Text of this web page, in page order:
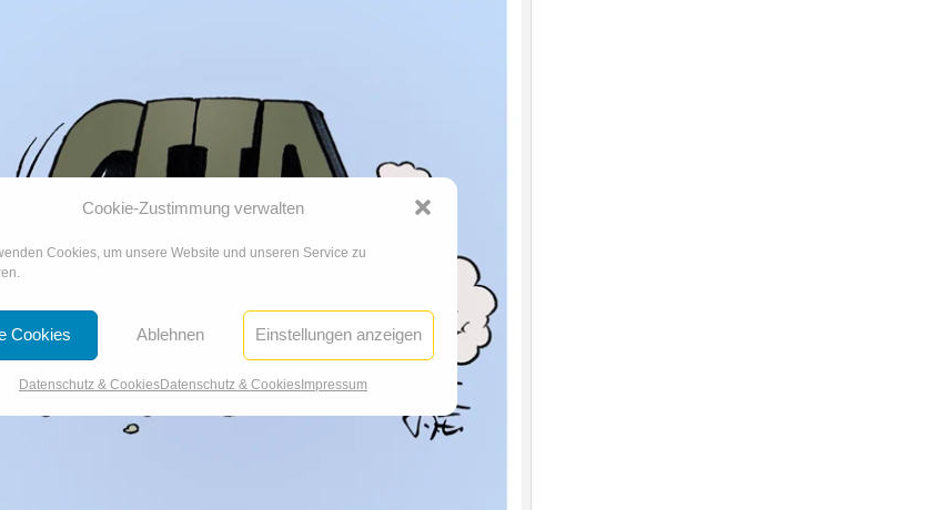
Cookie-Zustimmung verwalten
Cookies, um unsere Website und unseren Service zu
Cookies Ablehnen Einstellungen anzeigen
Datenschutz & CookiesDatenschutz & CookiesImpressum